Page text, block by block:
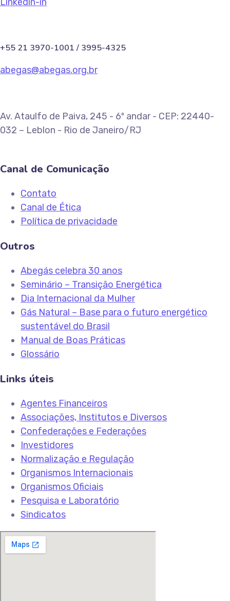
+55 21 3970-1001 / 3995-4325
abegas@abegas.org.br
Av. Ataulfo de Paiva, 245 - 6º andar - CEP: 22440-
032 – Leblon - Rio de Janeiro/RJ
Canal de Comunicação
Contato
Canal de Ética
Política de privacidade
Outros
Abegás celebra 30 anos
Seminário – Transição Energética
Dia Internacional da Mulher
Gás Natural – Base para o futuro energético
sustentável do Brasil
Manual de Boas Práticas
Glossário
Links úteis
Agentes Financeiros
Associações, Institutos e Diversos
Confederações e Federações
Investidores
Normalização e Regulação
Organismos Internacionais
Organismos Oficiais
Pesquisa e Laboratório
Sindicatos